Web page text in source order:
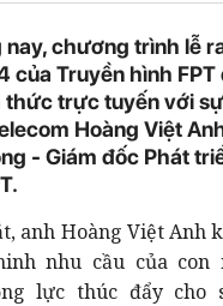
chương trình lễ
của Truyền hình FPT
thức trực tuyến với
Hoàng Việt
- Giám đốc Phát
anh Hoàng Việt Anh
nhu cầu của
lực thúc đẩy cho